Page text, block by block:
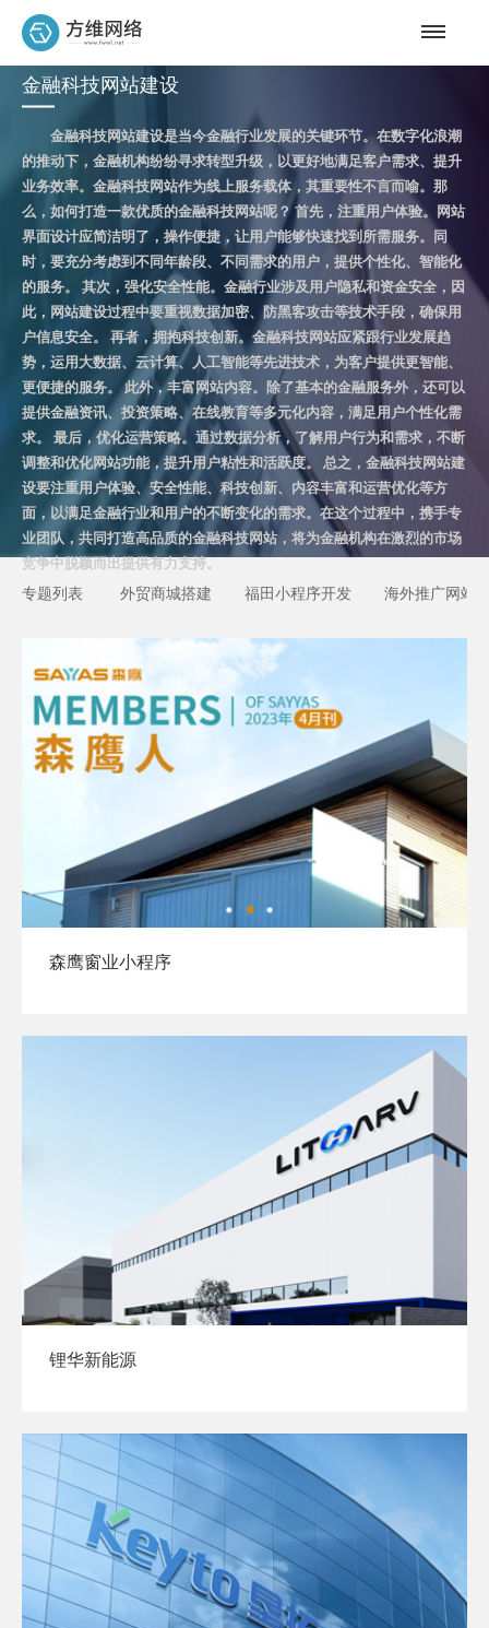
金融科技网站建设
金融科技网站建设是当今金融行业发展的关键环节。在数字化浪潮
的推动下，金融机构纷纷寻求转型升级，以更好地满足客户需求、提升
业务效率。金融科技网站作为线上服务载体，其重要性不言而喻。那
么，如何打造一款优质的金融科技网站呢？ 首先，注重用户体验。网站
界面设计应简洁明了，操作便捷，让用户能够快速找到所需服务。同
时，要充分考虑到不同年龄段、不同需求的用户，提供个性化、智能化
的服务。 其次，强化安全性能。金融行业涉及用户隐私和资金安全，因
此，网站建设过程中要重视数据加密、防黑客攻击等技术手段，确保用
户信息安全。 再者，拥抱科技创新。金融科技网站应紧跟行业发展趋
势，运用大数据、云计算、人工智能等先进技术，为客户提供更智能、
更便捷的服务。 此外，丰富网站内容。除了基本的金融服务外，还可以
提供金融资讯、投资策略、在线教育等多元化内容，满足用户个性化需
求。 最后，优化运营策略。通过数据分析，了解用户行为和需求，不断
调整和优化网站功能，提升用户粘性和活跃度。 总之，金融科技网站建
设要注重用户体验、安全性能、科技创新、内容丰富和运营优化等方
面，以满足金融行业和用户的不断变化的需求。在这个过程中，携手专
业团队，共同打造高品质的金融科技网站，将为金融机构在激烈的市场
竞争中脱颖而出提供有力支持。
专题列表
外贸商城搭建 福田小程序开发 海外推广网站
森鹰窗业小程序
锂华新能源